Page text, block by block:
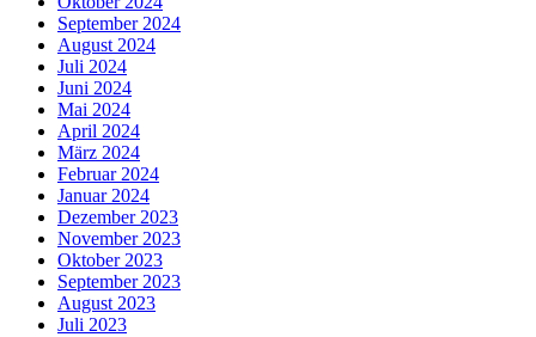
September 2024
August 2024
Juli 2024
Juni 2024
Mai 2024
April 2024
März 2024
Februar 2024
Januar 2024
Dezember 2023
November 2023
Oktober 2023
September 2023
August 2023
Juli 2023